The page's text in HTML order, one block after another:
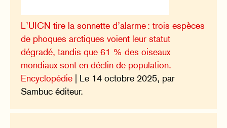
L’UICN tire la sonnette d’alarme : trois espèces
de phoques arctiques voient leur statut
dégradé, tandis que 61 % des oiseaux
mondiaux sont en déclin de population.
Encyclopédie | Le 14 octobre 2025, par
Sambuc éditeur.